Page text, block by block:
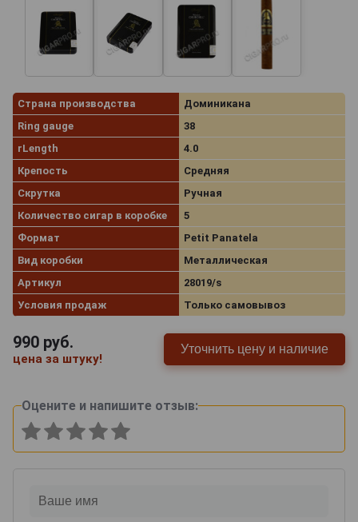
Страна производства
Доминикана
Ring gauge
38
rLength
4.0
Крепость
Средняя
Скрутка
Ручная
Количество сигар в коробке
5
Формат
Petit Panatela
Вид коробки
Металлическая
Артикул
28019/s
Условия продаж
Только самовывоз
990 руб.
цена за штуку!
Уточнить цену и наличие
Оцените и напишите отзыв: